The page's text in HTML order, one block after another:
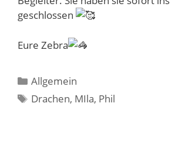
geschlossen
Eure Zebra
Kategorien
Allgemein
Schlagwörter
Drachen, MIla, Phil